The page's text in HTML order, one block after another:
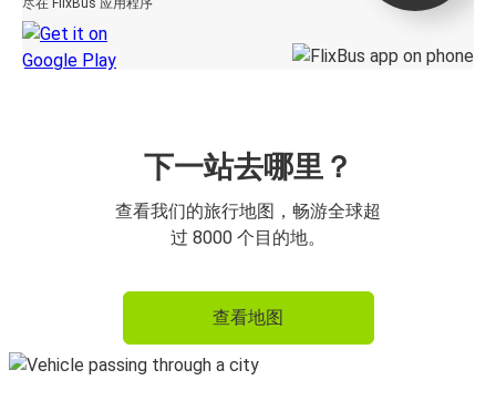
下一站去哪里？
查看我们的旅行地图，畅游全球超
过 8000 个目的地。
查看地图